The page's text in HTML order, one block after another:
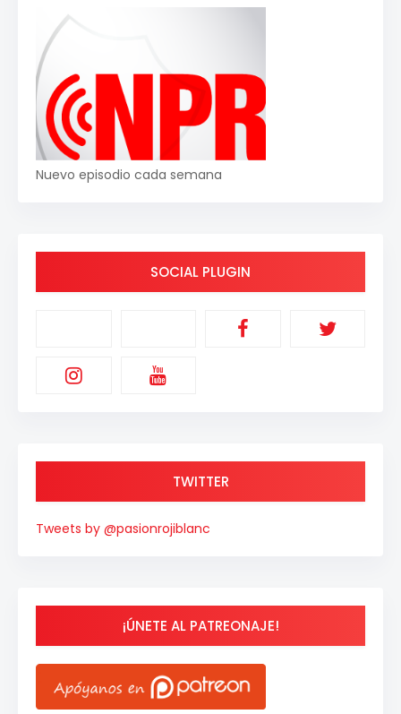
Nuevo episodio cada semana
SOCIAL PLUGIN
TWITTER
Tweets by @pasionrojiblanc
¡ÚNETE AL PATREONAJE!